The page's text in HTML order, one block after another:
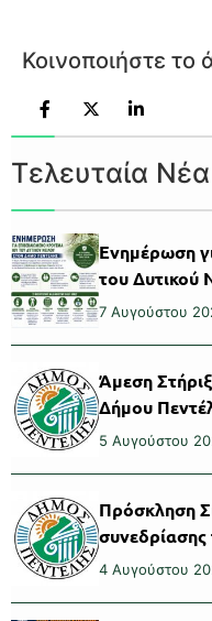
Κοινοποιήστε το
Τελευταία Νέα
Ενημέρωση
του Δυτικού
7 Αυγούστου
Άμεση
Δήμου
5 Αυγούστου
Πρόσκληση
συνεδρίασης
4 Αυγούστου